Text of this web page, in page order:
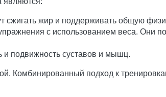
сжигать жир и поддерживать общую
с использованием веса. Они
и подвижность суставов и мышц.
Комбинированный подход к